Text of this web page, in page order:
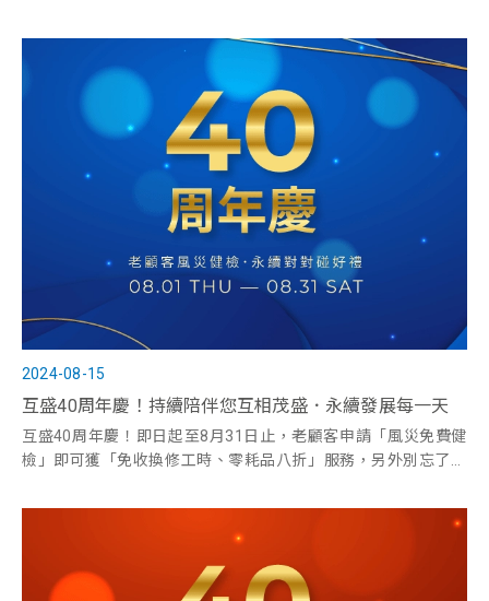
2024-08-15
互盛40周年慶！持續陪伴您互相茂盛．永續發展每一天
互盛40周年慶！即日起至8月31日止，老顧客申請「風災免費健
檢」即可獲「免收換修工時、零耗品八折」服務，另外別忘了遊